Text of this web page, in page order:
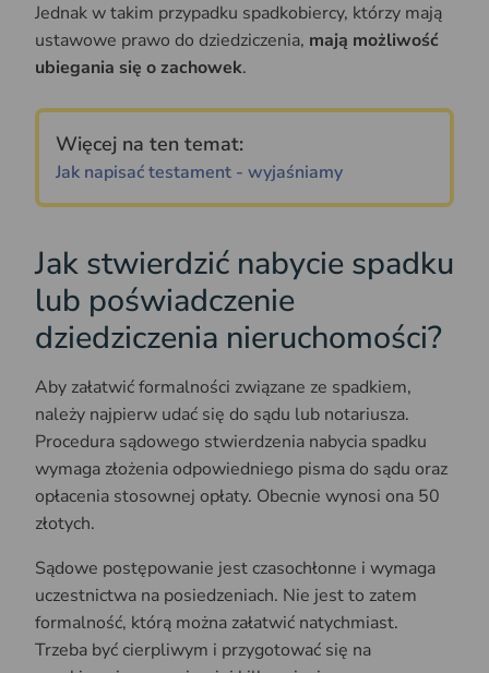
Jednak w takim przypadku spadkobiercy, którzy mają
ustawowe prawo do dziedziczenia, mają możliwość
ubiegania się o zachowek.
Więcej na ten temat:
Jak napisać testament - wyjaśniamy
Jak stwierdzić nabycie spadku
lub poświadczenie
dziedziczenia nieruchomości?
Aby załatwić formalności związane ze spadkiem,
należy najpierw udać się do sądu lub notariusza.
Procedura sądowego stwierdzenia nabycia spadku
wymaga złożenia odpowiedniego pisma do sądu oraz
opłacenia stosownej opłaty. Obecnie wynosi ona 50
złotych.
Sądowe postępowanie jest czasochłonne i wymaga
uczestnictwa na posiedzeniach. Nie jest to zatem
formalność, którą można załatwić natychmiast.
Trzeba być cierpliwym i przygotować się na